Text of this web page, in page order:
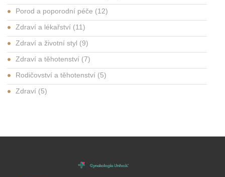
Porod a poporodní péče (12)
Zdraví a lékařství (11)
Zdraví a životní styl (9)
Zdraví a těhotenství (7)
Rodičovství a těhotenství (5)
Zdraví (5)